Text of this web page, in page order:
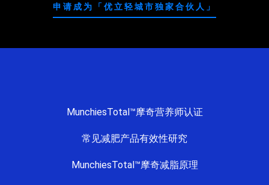
申请成为「优立轻城市独家合伙人」
MunchiesTotal™摩奇营养师认证
常见减肥产品有效性研究
MunchiesTotal™摩奇减脂原理